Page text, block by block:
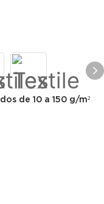
de 10 a 150 g/m²